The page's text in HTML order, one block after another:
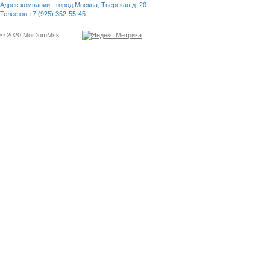
Адрес компании - город Москва, Тверская д. 20
Телефон +7 (925) 352-55-45
© 2020 MoiDomMsk